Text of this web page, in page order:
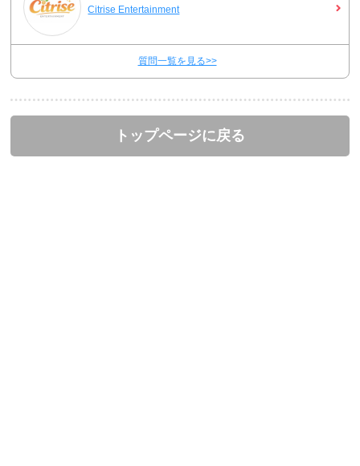
Citrise Entertainment
質問一覧を見る>>
トップページに戻る